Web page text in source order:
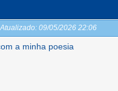
Atualizado: 09/05/2026 22:06
a minha poesia